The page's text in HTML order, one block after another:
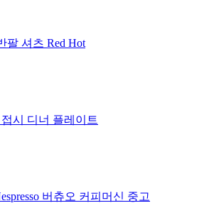
팔 셔츠 Red Hot
시 디너 플레이트
버츄오 커피머신 중고